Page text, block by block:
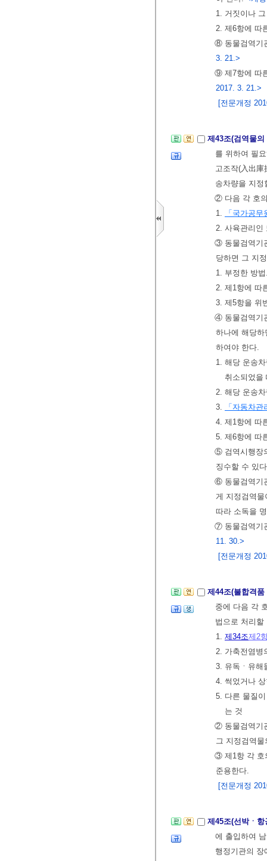
1. 거짓이나
2. 제6항에 따
⑧ 동물검역기
3. 21.>
⑨ 제7항에 따
2017. 3. 21.>
[전문개정
제43조(검역물
를 위하여 필
고조작(入出
송차량을 지
② 다음 각 호
1.
「국가공무
2. 사육관리인
③ 동물검역기
당하면 그 지
1. 부정한 방
2. 제1항에 따
3. 제5항을 위
④ 동물검역기
하나에 해당
하여야 한다.
1. 해당 운송
취소되었을
2. 해당 운송
3.
「자동차관
4. 제1항에 따
5. 제6항에 따
⑤ 검역시행장
징수할 수 있
⑥ 동물검역기
게 지정검역
따라 소독을
⑦ 동물검역기
11. 30.>
[전문개정
제44조(불합격
중에 다음 각
법으로 처리
1. 제34조제2
2. 가축전염병
3. 유독ㆍ유해
4. 썩었거나
5. 다른 물질
는 것
② 동물검역기
그 지정검역
③ 제1항 각 호
준용한다.
[전문개정
제45조(선박ㆍ
에 출입하여
행정기관의